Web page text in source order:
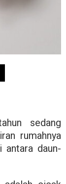
sedang
rumahnya
antara daun-